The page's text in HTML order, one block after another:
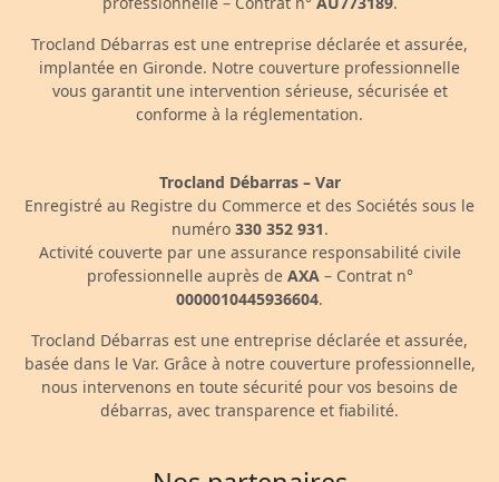
Trocland Débarras est une entreprise déclarée et assurée,
implantée en Gironde. Notre couverture professionnelle
vous garantit une intervention sérieuse, sécurisée et
conforme à la réglementation.
Trocland Débarras – Var
Enregistré au Registre du Commerce et des Sociétés sous le
numéro 330 352 931.
Activité couverte par une assurance responsabilité civile
professionnelle auprès de AXA– Contrat n°
0000010445936604.
Trocland Débarras est une entreprise déclarée et assurée,
basée dans le Var. Grâce à notre couverture professionnelle,
nous intervenons en toute sécurité pour vos besoins de
débarras, avec transparence et fiabilité.